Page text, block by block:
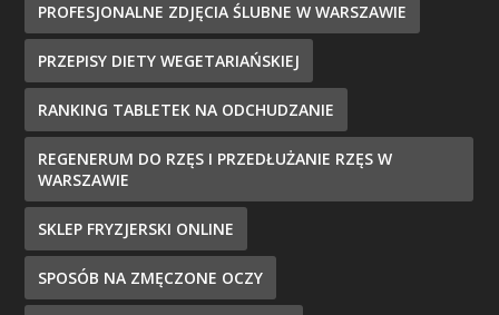
PROFESJONALNE ZDJĘCIA ŚLUBNE W WARSZAWIE
PRZEPISY DIETY WEGETARIAŃSKIEJ
RANKING TABLETEK NA ODCHUDZANIE
REGENERUM DO RZĘS I PRZEDŁUŻANIE RZĘS W
WARSZAWIE
SKLEP FRYZJERSKI ONLINE
SPOSÓB NA ZMĘCZONE OCZY